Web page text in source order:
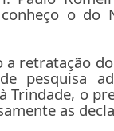
o do
retratação
pesquisa
Trindade, o
as